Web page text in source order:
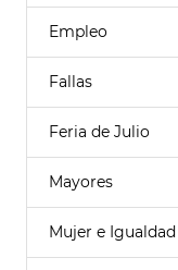
Empleo
Fallas
Feria de Julio
Mayores
Mujer e Igualdad